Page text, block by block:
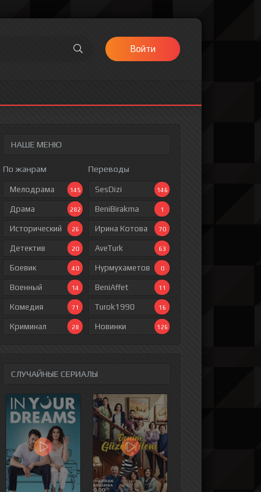
Войти
НАШЕ МЕНЮ
По жанрам
Мелодрама 145
Драма 282
Исторический 26
Детектив 20
Боевик 40
Военный 14
Комедия 71
Криминал 28
Переводы
SesDizi 146
BeniBirakma 1
Ирина Котова 70
AveTurk 63
Нурмухаметов 0
BeniAffet 11
Turok1990 16
Новинки 126
СЛУЧАЙНЫЕ СЕРИАЛЫ
9 серия 10 серия 11 серия